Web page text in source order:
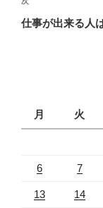
ー
の
仕事が出来る人
月
火
6 7
13 14